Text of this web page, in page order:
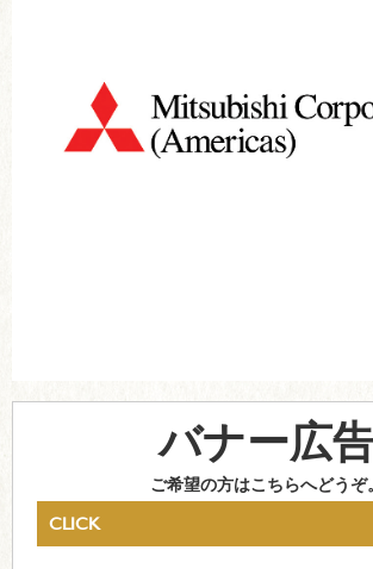
バナー広
ご希望の方はこちらへどうぞ。
CLICK